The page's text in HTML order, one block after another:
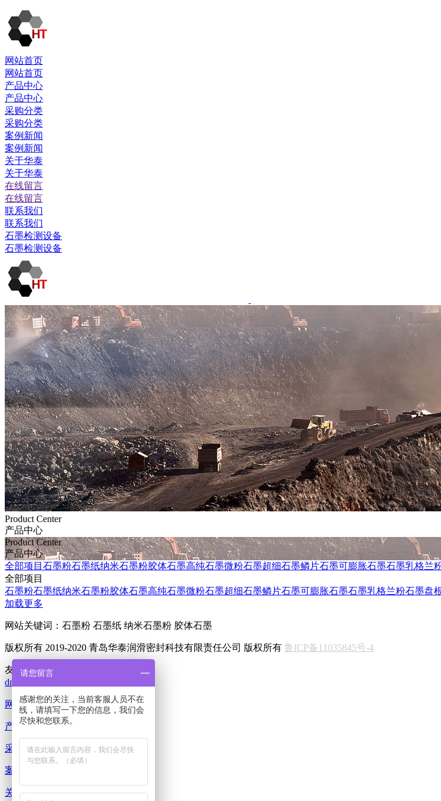
网站首页
网站首页
产品中心
产品中心
采购分类
采购分类
案例新闻
案例新闻
关于华泰
关于华泰
在线留言
在线留言
联系我们
联系我们
石墨检测设备
石墨检测设备
Product Center
产品中心
Product Center
产品中心
全部项目 石墨粉石墨纸纳米石墨粉胶体石墨高纯石墨微粉石墨超细石墨鳞片石墨可膨胀石墨石墨乳格兰
全部项目
石墨粉石墨纸纳米石墨粉胶体石墨高纯石墨微粉石墨超细石墨鳞片石墨可膨胀石墨石墨乳格兰粉石墨盘
加载更多
网站关键词：石墨粉 石墨纸 纳米石墨粉 胶体石墨
版权所有 2019-2020 青岛华泰润滑密封科技有限责任公司 版权所有 鲁ICP备11035845号-4
友情链接：
dmea
网站首页
产品中心
采购分类
案例新闻
关于华泰
请您留言
感谢您的关注，当前客服人员不在
线，请填写一下您的信息，我们会
尽快和您联系。